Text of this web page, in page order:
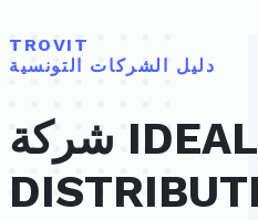
TROVIT
دليل الشركات التونسية
شركة IDEAL MODE